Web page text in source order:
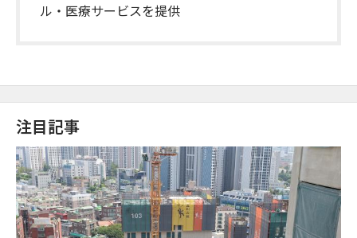
ル・医療サービスを提供
注目記事